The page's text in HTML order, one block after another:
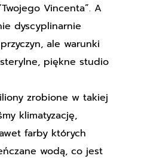
Vincenta”. A
dyscyplinarnie
ale warunki
piękne studio
zrobione w takiej
klimatyzację,
farby których
wodą, co jest